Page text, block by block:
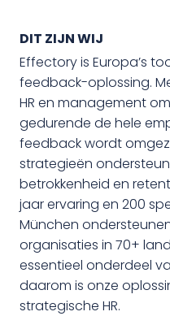
DIT ZIJN WIJ
Effectory is Europa’s
feedback-oplossing.
HR en management
gedurende de hele
feedback wordt
strategieën
betrokkenheid en
jaar ervaring en 200
München
organisaties in 70+
essentieel onderdeel
daarom is onze
strategische HR.